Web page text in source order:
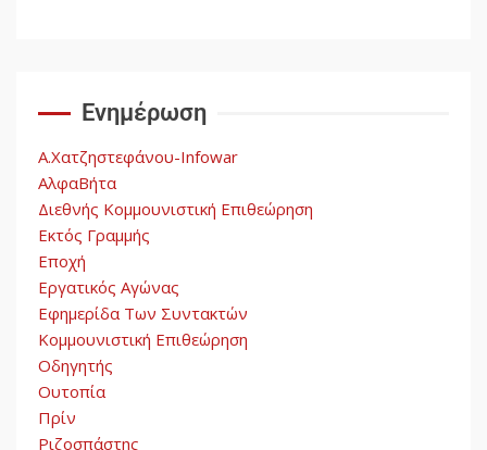
5 Ενημέρωση
Α.Χατζηστεφάνου-Infowar
ΑλφαΒήτα
Διεθνής Κομμουνιστική Επιθεώρηση
Εκτός Γραμμής
Εποχή
Εργατικός Αγώνας
Εφημερίδα Των Συντακτών
Κομμουνιστική Επιθεώρηση
Οδηγητής
Ουτοπία
Πρίν
Ριζοσπάστης